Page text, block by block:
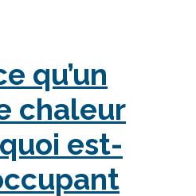
qu’un
chaleur
est-